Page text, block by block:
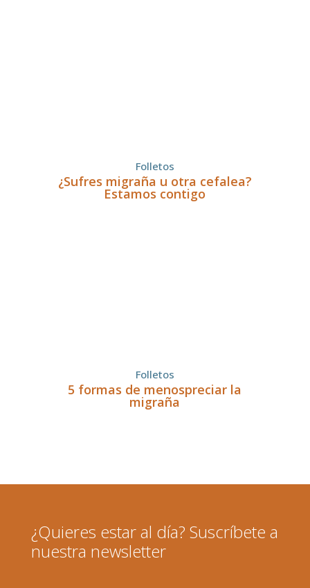
Folletos
¿Sufres migraña u otra cefalea?
Estamos contigo
Folletos
5 formas de menospreciar la
migraña
¿Quieres estar al día? Suscríbete a
nuestra newsletter